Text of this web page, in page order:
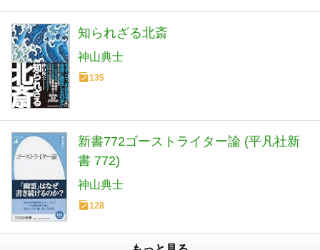
知られざる北斎
神山典士
135
新書772ゴーストライター論 (平凡社新
書 772)
神山典士
128